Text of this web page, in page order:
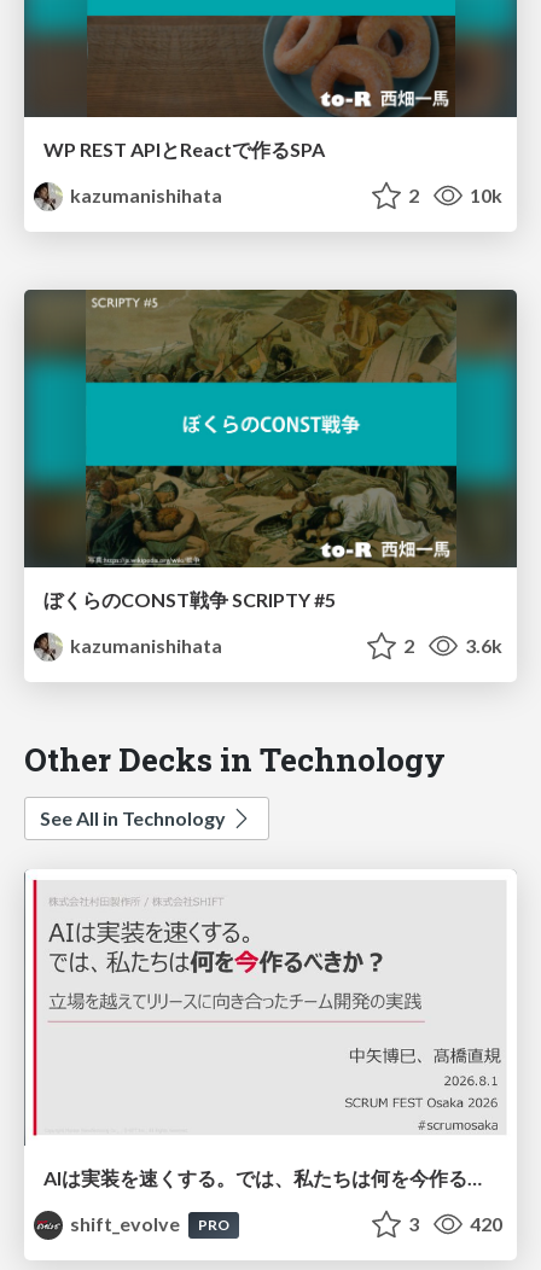
WP REST APIとReactで作るSPA
kazumanishihata
2 10k
ぼくらのCONST戦争 SCRIPTY #5
kazumanishihata
2 3.6k
Other Decks in Technology
See All in Technology
AIは実装を速くする。では、私たちは何を今作るべきか？－立場を越えてリリースに向き合ったチーム開発の実践 / 20260801 Hiromi Nakaya and Naoki Takahashi
shift_evolve
PRO 3 420